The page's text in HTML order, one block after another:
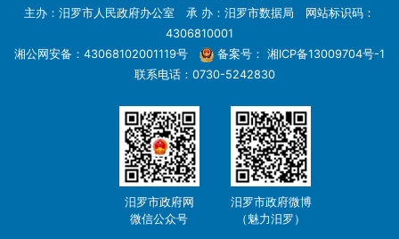
主办：汨罗市人民政府办公室 承 办：汨罗市数据局 网站标识码：
4306810001
湘公网安备：43068102001119号
备案号： 湘ICP备13009704号-1
联系电话：0730-5242830
汨罗市政府网
微信公众号
汨罗市政府微博
（魅力汨罗）